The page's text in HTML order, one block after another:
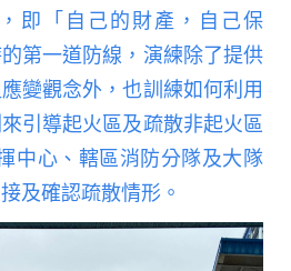
即「自己的財產，自己保
第一道防線，演練除了提供
變觀念外，也訓練如何利用
引導起火區及疏散非起火區
中心、轄區消防分隊及大隊
及確認疏散情形。